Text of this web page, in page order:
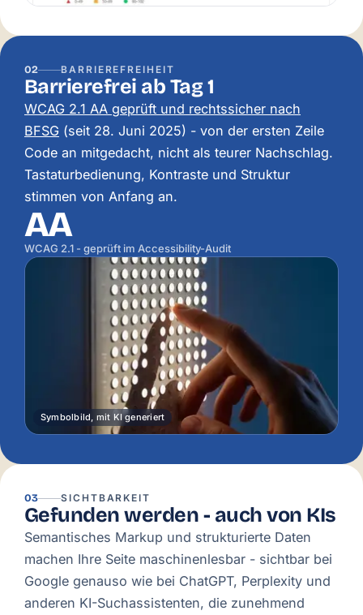
02 BARRIEREFREIHEIT
Barrierefrei ab Tag 1
WCAG 2.1 AA geprüft und rechtssicher nach
BFSG (seit 28. Juni 2025) - von der ersten Zeile
Code an mitgedacht, nicht als teurer Nachschlag.
Tastaturbedienung, Kontraste und Struktur
stimmen von Anfang an.
AA
WCAG 2.1 - geprüft im Accessibility-Audit
Symbolbild, mit KI generiert
03 SICHTBARKEIT
Gefunden werden - auch von KIs
Semantisches Markup und strukturierte Daten
machen Ihre Seite maschinenlesbar - sichtbar bei
Google genauso wie bei ChatGPT, Perplexity und
anderen KI-Suchassistenten, die zunehmend